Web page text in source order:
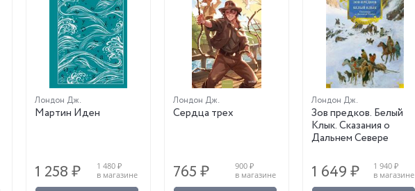
Лондон Дж.
Мартин Иден
1 258 ₽
1 480 ₽
в магазине
Лондон Дж.
Сердца трех
765 ₽
900 ₽
в магазине
Лондон Дж.
Зов предков. Белый
Клык. Сказания о
Дальнем Севере
1 649 ₽
1 940 ₽
в магазине